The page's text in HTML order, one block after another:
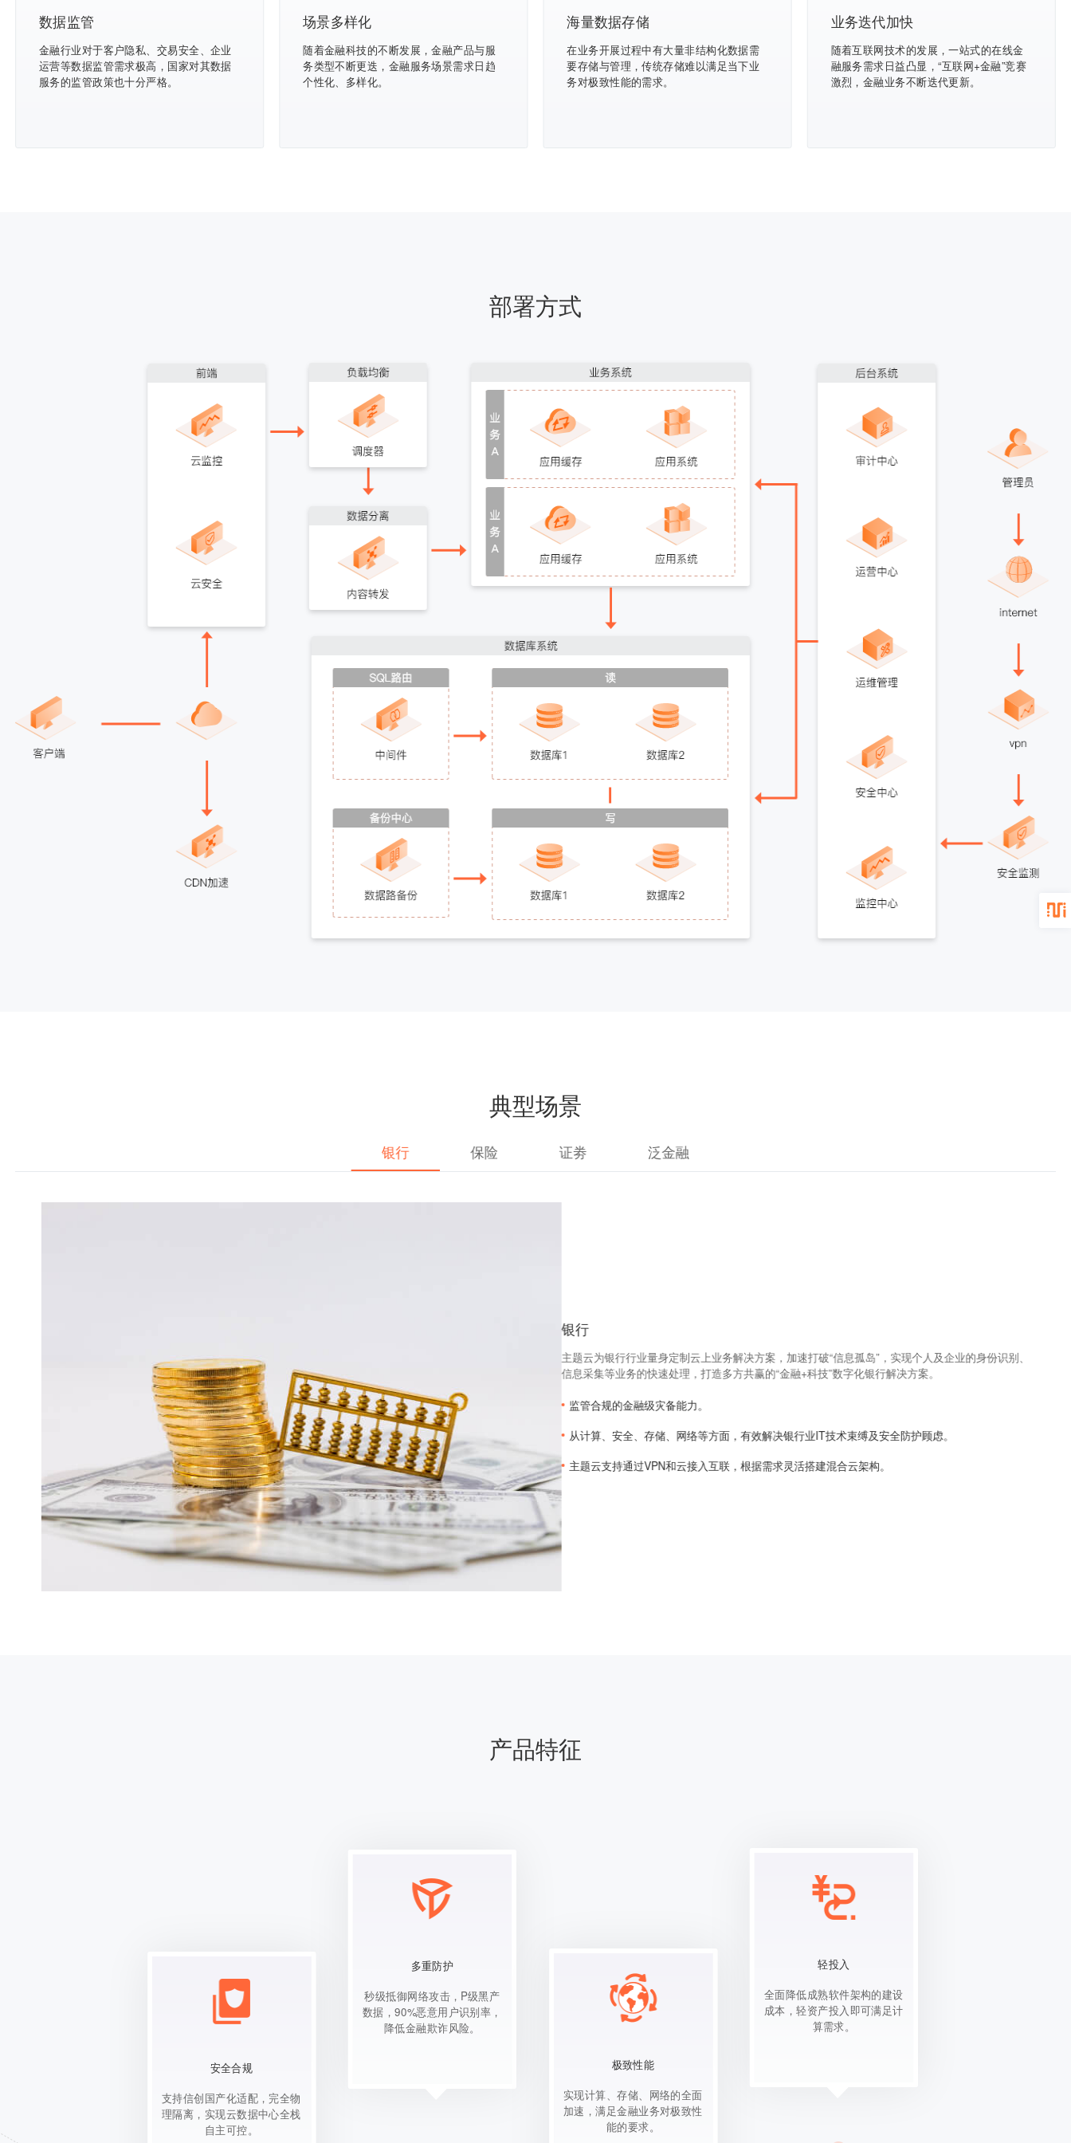
数据监管
金融行业对于客户隐私、交易安全、企业
运营等数据监管需求极高，国家对其数据
服务的监管政策也十分严格。
场景多样化
随着金融科技的不断发展，金融产品与服
务类型不断更迭，金融服务场景需求日趋
个性化、多样化。
海量数据存储
在业务开展过程中有大量非结构化数据需
要存储与管理，传统存储难以满足当下业
务对极致性能的需求。
业务迭代加快
随着互联网技术的发展，一站式的在线金
融服务需求日益凸显，“互联网+金融”竞赛
激烈，金融业务不断迭代更新。
部署方式
典型场景
银行 保险 证劵 泛金融
银行
主题云为银行行业量身定制云上业务解决方案，加速打破“信息孤岛”，实现个人及企业的身份识别、
信息采集等业务的快速处理，打造多方共赢的“金融+科技”数字化银行解决方案。
监管合规的金融级灾备能力。
从计算、安全、存储、网络等方面，有效解决银行业IT技术束缚及安全防护顾虑。
主题云支持通过VPN和云接入互联，根据需求灵活搭建混合云架构。
产品特征
安全合规
支持信创国产化适配，完全物
理隔离，实现云数据中心全栈
自主可控。
多重防护
秒级抵御网络攻击，P级黑产
数据，90%恶意用户识别率，
降低金融欺诈风险。
极致性能
实现计算、存储、网络的全面
加速，满足金融业务对极致性
能的要求。
轻投入
全面降低成熟软件架构的建设
成本，轻资产投入即可满足计
算需求。